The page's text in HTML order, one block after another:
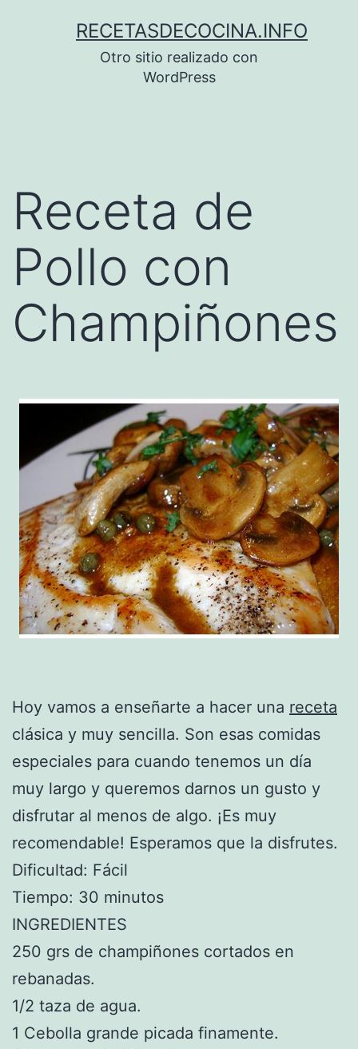
RECETASDECOCINA.INFO
Otro sitio realizado con
WordPress
Receta de
Pollo con
Champiñones
Hoy vamos a enseñarte a hacer una receta
clásica y muy sencilla. Son esas comidas
especiales para cuando tenemos un día
muy largo y queremos darnos un gusto y
disfrutar al menos de algo. ¡Es muy
recomendable! Esperamos que la disfrutes.
Dificultad: Fácil
Tiempo: 30 minutos
INGREDIENTES
250 grs de champiñones cortados en
rebanadas.
1/2 taza de agua.
1 Cebolla grande picada finamente.